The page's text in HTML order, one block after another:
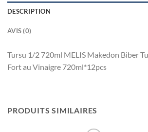
DESCRIPTION
AVIS (0)
Tursu 1/2 720ml MELIS Makedon Biber
Fort au Vinaigre 720ml*12pcs
PRODUITS SIMILAIRES